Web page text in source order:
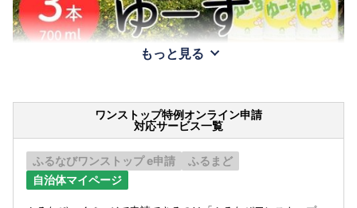
もっと見る
ワンストップ特例オンライン申請
対応サービス一覧
ふるなびワンストップ e申請
ふるまど
自治体マイページ